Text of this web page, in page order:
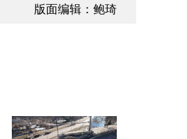
版面编辑：鲍琦